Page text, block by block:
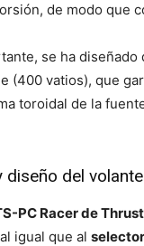
de modo que
se ha diseñado
(400 vatios), que
toroidal de la
del
PC Racer de
igual que al